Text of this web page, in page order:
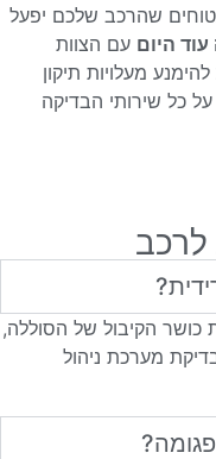
שהרכב שלכם יפעל
היום עם הצוות
מעלויות תיקון
על כל שירותי הבדיקה
לרכב
כושר הקיבול של הסוללה,
מערכת ניהול